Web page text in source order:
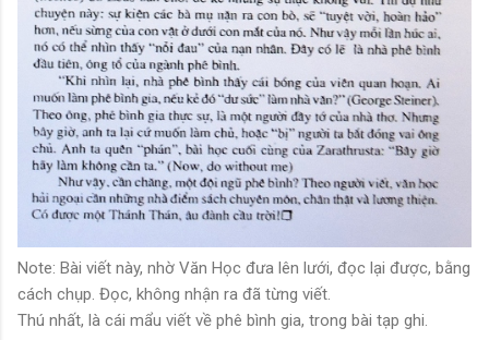
Note: Bài viết này, nhờ Văn Học đưa lên lưới, đọc lại được, bằng
cách chụp. Đọc, không nhận ra đã từng viết.
Thú nhất, là cái mẩu viết về phê bình gia, trong bài tạp ghi.